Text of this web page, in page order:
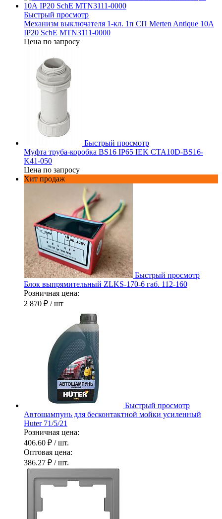
Быстрый просмотр
Механизм выключателя 1-кл. 1п СП Merten Antique 10А
IP20 SchE MTN3111-0000
Цена по запросу
Быстрый просмотр
Муфта труба-коробка BS16 IP65 IEK CTA10D-BS16-
K41-050
Цена по запросу
Хит продаж
Быстрый просмотр
Блок выпрямительный ZLKS-170-6 габ. 112-160
Розничная цена:
2 870 ₽ / шт
Быстрый просмотр
Автошампунь для бесконтактной мойки усиленный
Huter 71/5/21
Розничная цена:
406.60 ₽ / шт.
Оптовая цена:
386.27 ₽ / шт.